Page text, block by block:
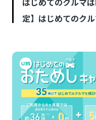
定】はじめてのク